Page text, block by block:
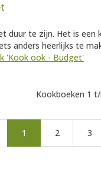
duur te zijn. Het is een
anders heerlijks te
'Kook ook - Budget'
Kookboeken 1
1 2 3